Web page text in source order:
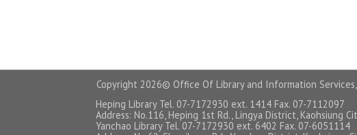
Copyright 2026© Office Of Library and Information Services,
Heping Library Tel. 07-7172930 ext. 1414 Fax. 07-7112097
Address: No.116, Heping 1st Rd., Lingya District, Kaohsiung
Yanchao Library Tel. 07-7172930 ext. 6402 Fax. 07-6051114